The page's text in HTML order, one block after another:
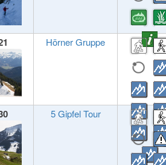
Hörner Gruppe
5 Gipfel Tour